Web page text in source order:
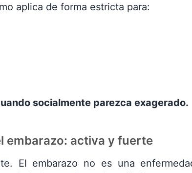
aplica de forma estricta para:
socialmente parezca exagerado.
embarazo: activa y fuerte
El embarazo no es una